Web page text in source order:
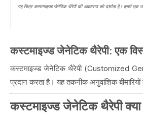
यह चित्र कस्टमाइज्ड जेनेटिक थैरेपी की अवधारणा को दर्शाता है। इसमें एक
कस्टमाइज्ड जेनेटिक थैरेपी: एक
कस्टमाइज्ड जेनेटिक थैरेपी (Customized
प्रदान करता है। यह तकनीक अनुवांशिक
कस्टमाइज्ड जेनेटिक थैरेपी